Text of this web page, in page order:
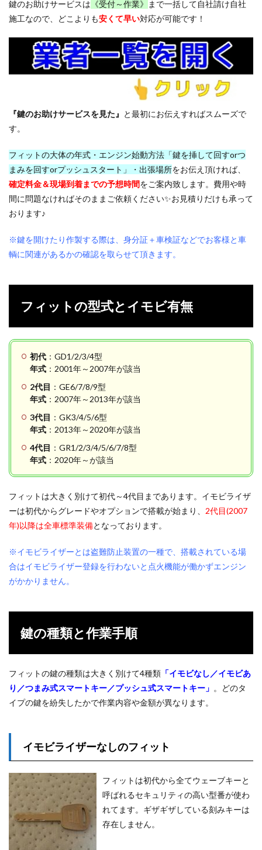
式」
4.4
スマ
ート
キー
「プ
ッシ
5
悪徳
には
要注
意
6
フィ
ット
スマ
ート
とな
任
鍵のお助けサービスは 《受付～作業》
まで一括して自社請け自社
施工なので、どこよりも安くて早い対応が可能です！
『鍵のお助けサービスを見た』 と最初にお伝えすればスムーズで
す。
フィットの大体の年式・エンジン始動方法「鍵を挿して回すorつ
まみを回すorプッシュスタート」・出張場所をお伝え頂ければ、
確定料金＆現場到着までの予想時間をご案内致します。費用や時
間に問題なければそのままご依頼ください✨お見積りだけも承って
おります♪
※鍵を開けたり作製する際は、身分証＋車検証などでお客様と車
輌に関連があるかの確認を取らせて頂きます。
フィットの型式とイモビ有無
初代 ：GD1/2/3/4型
年式 ：2001年～2007年が該当
2代目 ：GE6/7/8/9型
年式 ：2007年～2013年が該当
3代目 ：GK3/4/5/6型
年式 ：2013年～2020年が該当
4代目 ：GR1/2/3/4/5/6/7/8型
年式 ：2020年～が該当
フィットは大きく別けて初代～4代目まであります。イモビライザ
ーは初代からグレードやオプションで搭載が始まり、 2代目(2007
年)以降は全車標準装備となっております。
※イモビライザーとは盗難防止装置の一種で、搭載されている場
合はイモビライザー登録を行わないと点火機能が働かずエンジン
がかかりません。
鍵の種類と作業手順
フィットの鍵の種類は大きく別けて4種類 「イモビなし／イモビあ
り／つまみ式スマートキー／プッシュ式スマートキー」 。どのタ
イプの鍵を紛失したかで作業内容や金額が異なります。
イモビライザーなしのフィット
フィットは初代から全てウェーブキーと
呼ばれるセキュリティの高い型番が使わ
れてます。ギザギザしている刻みキーは
存在しません。